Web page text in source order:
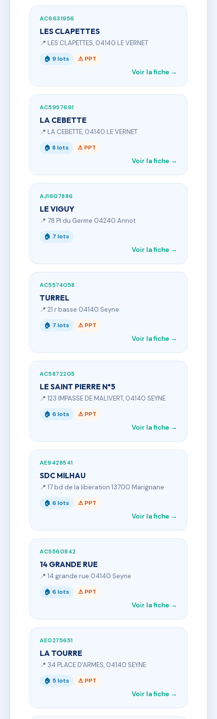
AC6631956
LES CLAPETTES
📍 LES CLAPETTES, 04140 LE VERNET
🏠 9 lots ⚠ PPT
Voir la fiche →
AC5957691
LA CEBETTE
📍 LA CEBETTE, 04140 LE VERNET
🏠 8 lots ⚠ PPT
Voir la fiche →
AJ1607886
LE VIGUY
📍 78 Pl du Germe 04240 Annot
🏠 7 lots
Voir la fiche →
AC5574058
TURREL
📍 21 r basse 04140 Seyne
🏠 7 lots ⚠ PPT
Voir la fiche →
AC5872205
LE SAINT PIERRE N°5
📍 123 IMPASSE DE MALIVERT, 04140 SEYNE
🏠 6 lots ⚠ PPT
Voir la fiche →
AE9428541
SDC MILHAU
📍 17 bd de la liberation 13700 Marignane
🏠 6 lots ⚠ PPT
Voir la fiche →
AC5560842
14 GRANDE RUE
📍 14 grande rue 04140 Seyne
🏠 6 lots ⚠ PPT
Voir la fiche →
AE0275651
LA TOURRE
📍 34 PLACE D'ARMES, 04140 SEYNE
🏠 5 lots ⚠ PPT
Voir la fiche →